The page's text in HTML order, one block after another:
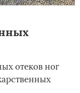
отеков ног